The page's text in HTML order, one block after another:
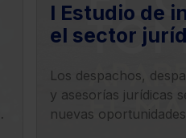
I Estudio de
el sector
Los despachos,
y asesorías jurídicas
nuevas